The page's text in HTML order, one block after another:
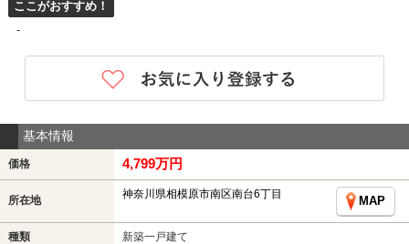
ここがおすすめ！
-
基本情報
価格 4,799万円
所在地 神奈川県相模原市南区南台6丁目
MAP
種類 新築一戸建て